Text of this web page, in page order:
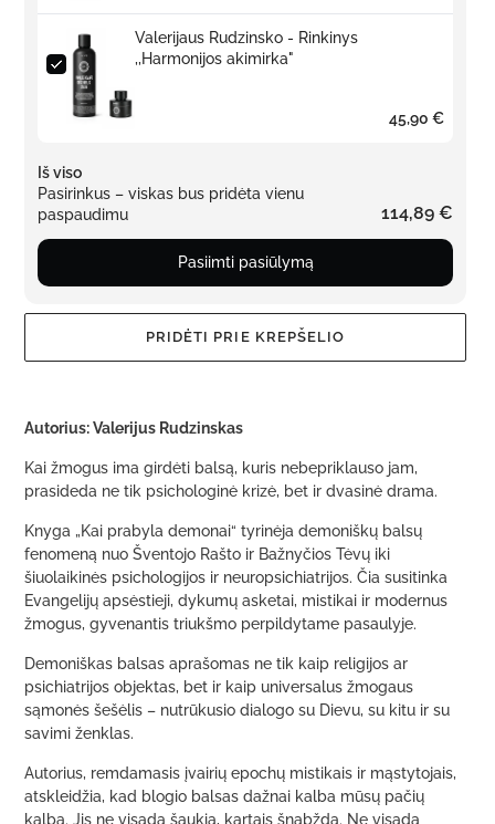
Valerijaus Rudzinsko - Rinkinys
,,Harmonijos akimirka"
45,90 €
Iš viso
Pasirinkus – viskas bus pridėta vienu
paspaudimu
114,89 €
Pasiimti pasiūlymą
PRIDĖTI PRIE KREPŠELIO
pridedamas
krepšelio
Autorius: Valerijus Rudzinskas
Kai žmogus ima girdėti balsą, kuris nebepriklauso jam,
prasideda ne tik psichologinė krizė, bet ir dvasinė drama.
Knyga „Kai prabyla demonai“ tyrinėja demoniškų balsų
fenomeną nuo Šventojo Rašto ir Bažnyčios Tėvų iki
šiuolaikinės psichologijos ir neuropsichiatrijos. Čia susitinka
Evangelijų apsėstieji, dykumų asketai, mistikai ir modernus
žmogus, gyvenantis triukšmo perpildytame pasaulyje.
Demoniškas balsas aprašomas ne tik kaip religijos ar
psichiatrijos objektas, bet ir kaip universalus žmogaus
sąmonės šešėlis – nutrūkusio dialogo su Dievu, su kitu ir su
savimi ženklas.
Autorius, remdamasis įvairių epochų mistikais ir mąstytojais,
atskleidžia, kad blogio balsas dažnai kalba mūsų pačių
kalba. Jis ne visada šaukia, kartais šnabžda. Ne visada